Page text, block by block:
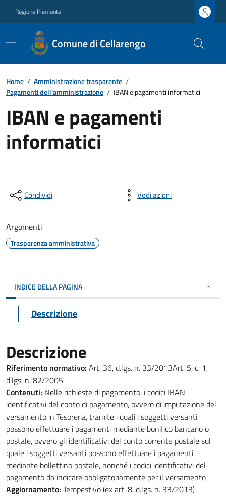
Regione Piemonte
Comune di Cellarengo
Home / Amministrazione trasparente /
Pagamenti dell'amministrazione / IBAN e pagamenti informatici
IBAN e pagamenti
informatici
Condividi Vedi azioni
Argomenti
Trasparenza amministrativa
INDICE DELLA PAGINA
Descrizione
Descrizione
Riferimento normativo: Art. 36, d.lgs. n. 33/2013Art. 5, c. 1,
d.lgs. n. 82/2005
Contenuti: Nelle richieste di pagamento: i codici IBAN
identificativi del conto di pagamento, ovvero di imputazione del
versamento in Tesoreria, tramite i quali i soggetti versanti
possono effettuare i pagamenti mediante bonifico bancario o
postale, ovvero gli identificativi del conto corrente postale sul
quale i soggetti versanti possono effettuare i pagamenti
mediante bollettino postale, nonché i codici identificativi del
pagamento da indicare obbligatoriamente per il versamento
Aggiornamento: Tempestivo (ex art. 8, d.lgs. n. 33/2013)